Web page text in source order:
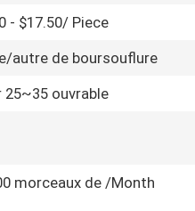
- $17.50/ Piece
autre de boursouflure
25~35 ouvrable
morceaux de /Month